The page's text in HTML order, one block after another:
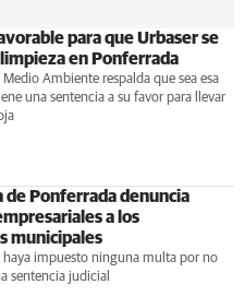
para que Urbaser se
en Ponferrada
Ambiente respalda que sea esa
una sentencia a su favor para llevar
de Ponferrada denuncia
a los
municipales
haya impuesto ninguna multa por no
sentencia judicial